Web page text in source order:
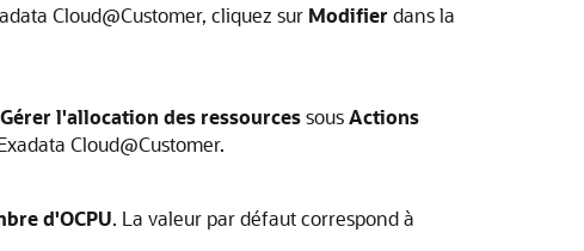
Cloud@Customer, cliquez sur Modifier dans la
Gérer l'allocation des ressourcessousActions
Cloud@Customer.
d'OCPU. La valeur par défaut correspond à